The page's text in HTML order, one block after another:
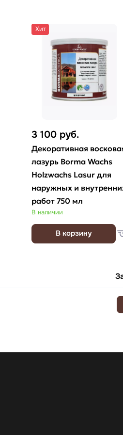
Хит
3 100 руб.
Декоративная
лазурь Borma Wachs
Holzwachs Lasur для
наружных и
работ 750 мл
В наличии
В корзину